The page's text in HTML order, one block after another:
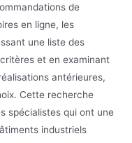
de
en ligne, les
une liste des
et en examinant
antérieures,
Cette recherche
spécialistes qui ont une
industriels